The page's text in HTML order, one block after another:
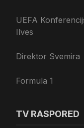
UEFA
Ilves
Direktor Svemira
Formula 1
TV RASPORED